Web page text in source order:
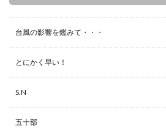
台風の影響を鑑みて・・・
とにかく早い！
S.N
五十部